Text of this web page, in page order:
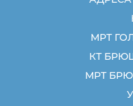
МРТ
КТ
МРТ